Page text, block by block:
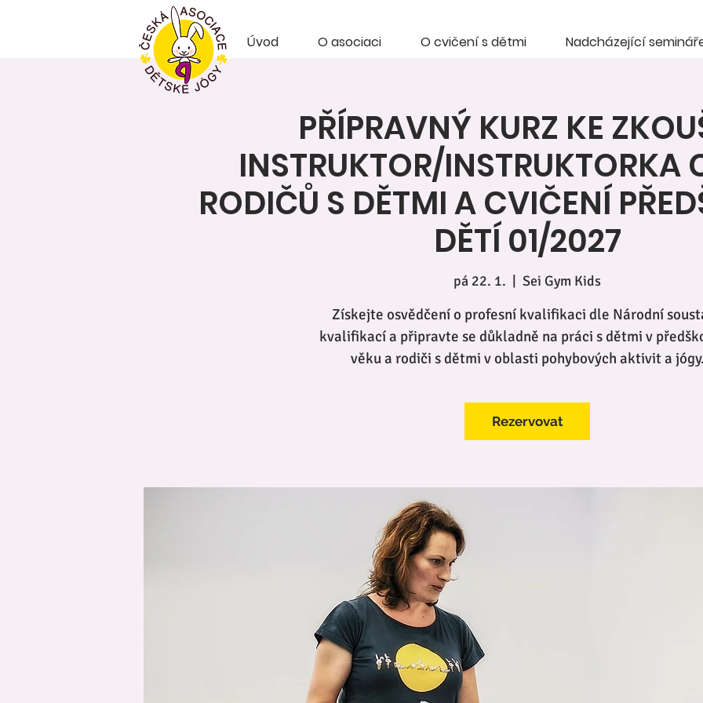
Úvod O asociaci O cvičení s dětmi Nadcházející
PŘÍPRAVNÝ KURZ KE
INSTRUKTOR/INSTRUKTORKA
RODIČŮ S DĚTMI A CVIČENÍ
DĚTÍ 01/2027
pá 22. 1. Sei Gym Kids
Získejte osvědčení o profesní kvalifikaci dle Národní
kvalifikací a připravte se důkladně na práci s dětmi v
věku a rodiči s dětmi v oblasti pohybových aktivit a
Rezervovat